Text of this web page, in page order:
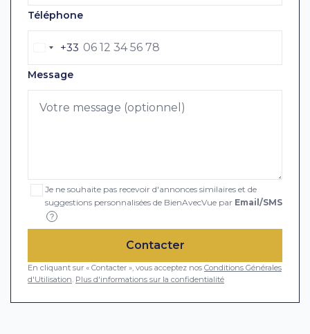
Téléphone
+33
Message
Je ne souhaite pas recevoir d'annonces similaires et de
suggestions personnalisées de BienAvecVue par Email/SMS
?
Contacter
En cliquant sur « Contacter », vous acceptez nos Conditions Générales
d'Utilisation Plus d'informations sur la confidentialité